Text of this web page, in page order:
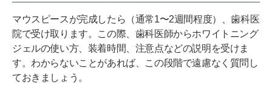
マウスピースが完成したら（通常1〜2週間程度）、歯科医
院で受け取ります。この際、歯科医師からホワイトニング
ジェルの使い方、装着時間、注意点などの説明を受けま
す。わからないことがあれば、この段階で遠慮なく質問し
ておきましょう。